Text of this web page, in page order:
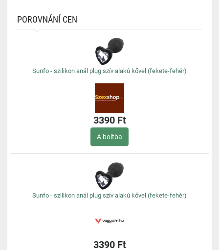
POROVNÁNÍ CEN
Sunfo - szilikon anál plug szív alakú kővel (fekete-fehér)
3390 Ft
A boltba
Sunfo - szilikon anál plug szív alakú kővel (fekete-fehér)
3390 Ft